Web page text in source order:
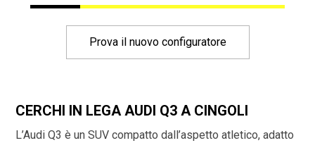
Prova il nuovo configuratore
CERCHI IN LEGA AUDI Q3 A CINGOLI
L’Audi Q3 è un SUV compatto dall’aspetto atletico, adatto